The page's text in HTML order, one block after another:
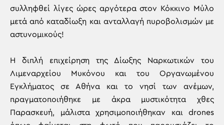
συλληφθεί λίγες ώρες αργότερα στον Κόκκινο Μύλο
μετά από καταδίωξη και ανταλλαγή πυροβολισμών με
αστυνομικούς!
Η διπλή επιχείρηση της Δίωξης Ναρκωτικών του
Λιμεναρχείου Μυκόνου και του Οργανωμένου
Εγκλήματος σε Αθήνα και το νησί των ανέμων,
πραγματοποιήθηκε με άκρα μυστικότητα χθες
Παρασκευή, μάλιστα χρησιμοποιήθηκαν και drones